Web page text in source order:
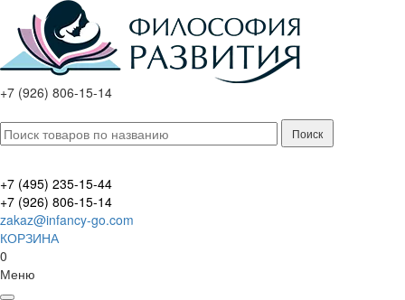
+7 (926) 806-15-14
+7 (495) 235-15-44
+7 (926) 806-15-14
zakaz@infancy-go.com
КОРЗИНА
0
Меню